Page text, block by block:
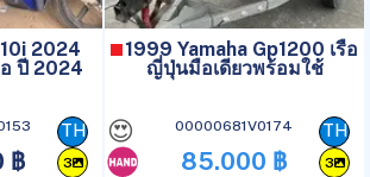
2024
อ ปี 2024
46.000 ฿
TH
3
1999 Yamaha Gp1200 เรือ
ญี่ปุ่นมือเดียวพร้อมใช้
😍 00000681V0174
85.000 ฿
TH
3